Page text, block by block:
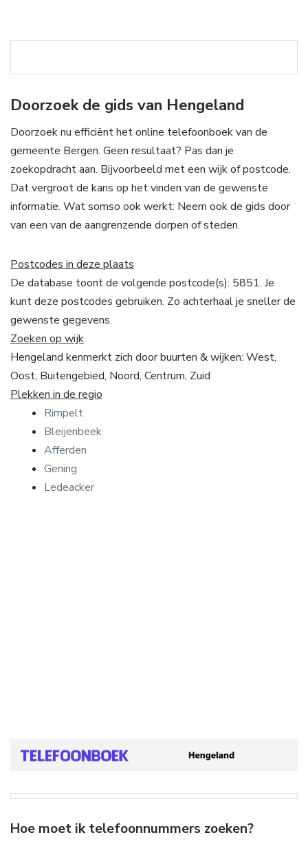
Doorzoek de gids van Hengeland
Doorzoek nu efficiënt het online telefoonboek van de
gemeente Bergen. Geen resultaat? Pas dan je
zoekopdracht aan. Bijvoorbeeld met een wijk of postcode.
Dat vergroot de kans op het vinden van de gewenste
informatie. Wat somso ook werkt: Neem ook de gids door
van een van de aangrenzende dorpen of steden.
Postcodes in deze plaats
De database toont de volgende postcode(s): 5851. Je
kunt deze postcodes gebruiken. Zo achterhaal je sneller de
gewenste gegevens.
Zoeken op wijk
Hengeland kenmerkt zich door buurten & wijken: West,
Oost, Buitengebied, Noord, Centrum, Zuid
Plekken in de regio
Rimpelt
Bleijenbeek
Afferden
Gening
Ledeacker
Hoe moet ik telefoonnummers zoeken?